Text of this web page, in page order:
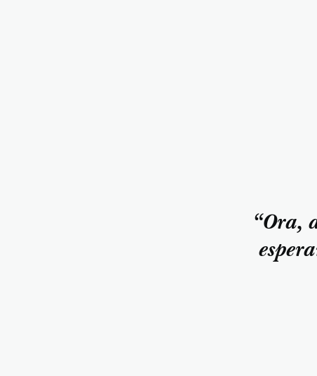
“Ora,